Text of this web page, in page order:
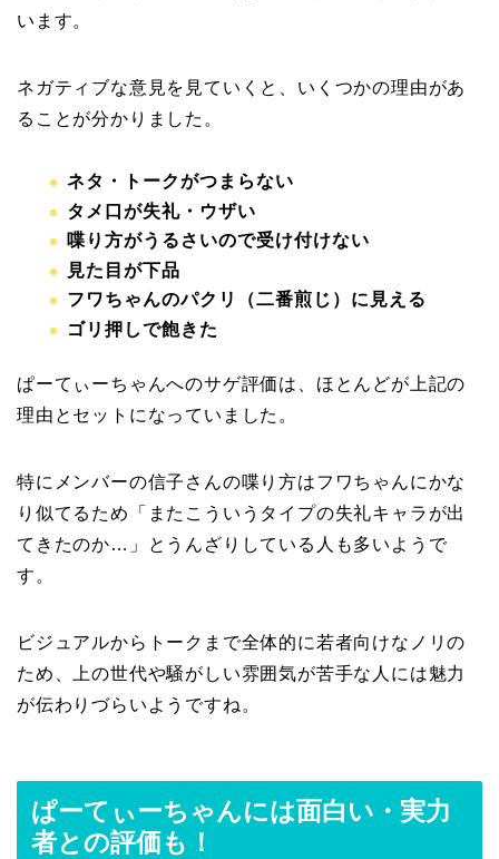
います。
ネガティブな意見を見ていくと、いくつかの理由があ
ることが分かりました。
ネタ・トークがつまらない
タメ口が失礼・ウザい
喋り方がうるさいので受け付けない
見た目が下品
フワちゃんのパクリ（二番煎じ）に見える
ゴリ押しで飽きた
ぱーてぃーちゃんへのサゲ評価は、ほとんどが上記の
理由とセットになっていました。
特にメンバーの信子さんの喋り方はフワちゃんにかな
り似てるため「またこういうタイプの失礼キャラが出
てきたのか…」とうんざりしている人も多いようで
す。
ビジュアルからトークまで全体的に若者向けなノリの
ため、上の世代や騒がしい雰囲気が苦手な人には魅力
が伝わりづらいようですね。
ぱーてぃーちゃんには面白い・実力
者との評価も！